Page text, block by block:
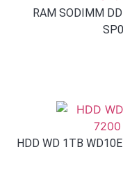
RAM SODIMM
HDD WD 1TB